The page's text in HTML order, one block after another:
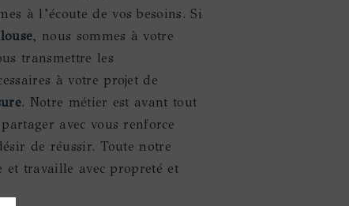
à l’écoute de vos besoins. Si
, nous sommes à votre
transmettre les
à votre projet de
. Notre métier est avant tout
avec vous renforce
de réussir. Toute notre
et travaille avec propreté et